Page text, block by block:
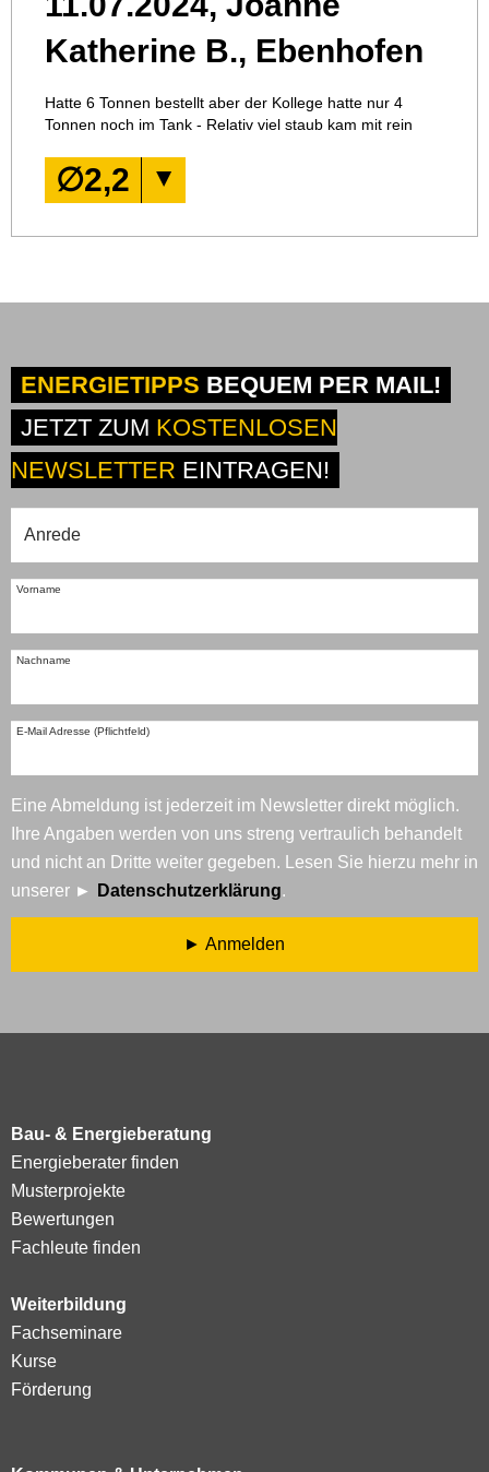
Katherine B., Ebenhofen
Hatte 6 Tonnen bestellt aber der Kollege hatte nur 4
Tonnen noch im Tank - Relativ viel staub kam mit rein
∅2,2
ENERGIETIPPS BEQUEM PER MAIL!
JETZT ZUM KOSTENLOSEN
NEWSLETTER EINTRAGEN!
Vorname
Nachname
E-Mail Adresse (Pflichtfeld)
Eine Abmeldung ist jederzeit im Newsletter direkt möglich.
Ihre Angaben werden von uns streng vertraulich behandelt
und nicht an Dritte weiter gegeben. Lesen Sie hierzu mehr in
unserer
Datenschutzerklärung.
Anmelden
Bau- & Energieberatung
Energieberater finden
Musterprojekte
Bewertungen
Fachleute finden
Weiterbildung
Fachseminare
Kurse
Förderung